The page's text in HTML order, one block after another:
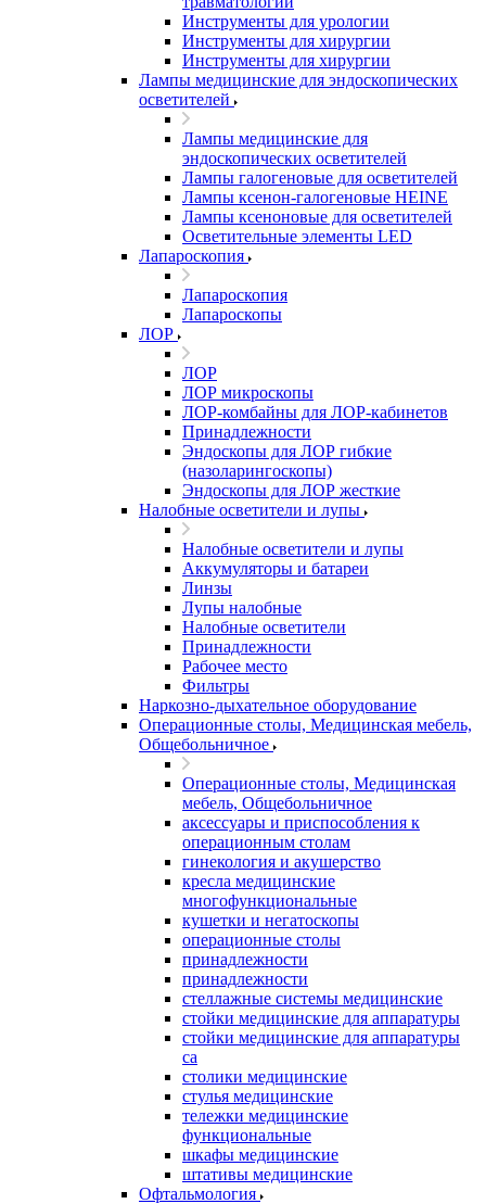
Инструменты для урологии
Инструменты для хирургии
Инструменты для хирургии
Лампы медицинские для эндоскопических
осветителей
Лампы медицинские для
эндоскопических осветителей
Лампы галогеновые для осветителей
Лампы ксенон-галогеновые HEINE
Лампы ксеноновые для осветителей
Осветительные элементы LED
Лапароскопия
Лапароскопия
Лапароскопы
ЛОР
ЛОР
ЛОР микроскопы
ЛОР-комбайны для ЛОР-кабинетов
Принадлежности
Эндоскопы для ЛОР гибкие
(назоларингоскопы)
Эндоскопы для ЛОР жесткие
Налобные осветители и лупы
Налобные осветители и лупы
Аккумуляторы и батареи
Линзы
Лупы налобные
Налобные осветители
Принадлежности
Рабочее место
Фильтры
Наркозно-дыхательное оборудование
Операционные столы, Медицинская мебель,
Общебольничное
Операционные столы, Медицинская
мебель, Общебольничное
аксессуары и приспособления к
операционным столам
гинекология и акушерство
кресла медицинские
многофункциональные
кушетки и негатоскопы
операционные столы
принадлежности
принадлежности
стеллажные системы медицинские
стойки медицинские для аппаратуры
стойки медицинские для аппаратуры
са
столики медицинские
стулья медицинские
тележки медицинские
функциональные
шкафы медицинские
штативы медицинские
Офтальмология